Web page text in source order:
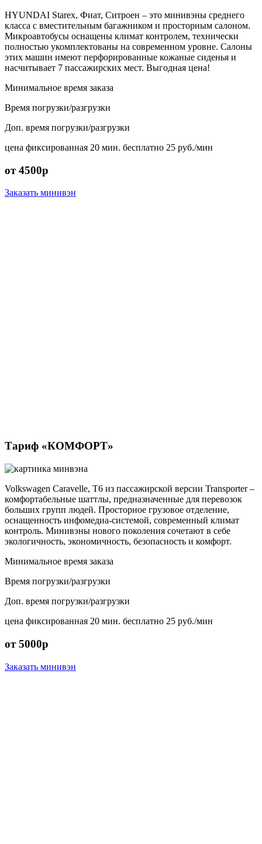
HYUNDAI Starex, Фиат, Ситроен – это минивэны среднего
класса с вместительным багажником и просторным салоном.
Микроавтобусы оснащены климат контролем, технически
полностью укомплектованы на современном уровне. Салоны
этих машин имеют перфорированные кожаные сиденья и
насчитывает 7 пассажирских мест. Выгодная цена!
Минимальное время заказа
Время погрузки/разгрузки
Доп. время погрузки/разгрузки
цена фиксированная 20 мин. бесплатно 25 руб./мин
от 4500р
Заказать минивэн
Тариф «КОМФОРТ»
Volkswagen Caravelle, Т6 из пассажирской версии Transporter –
комфортабельные шаттлы, предназначенные для перевозок
больших групп людей. Просторное грузовое отделение,
оснащенность инфомедиа-системой, современный климат
контроль. Минивэны нового поколения сочетают в себе
экологичность, экономичность, безопасность и комфорт.
Минимальное время заказа
Время погрузки/разгрузки
Доп. время погрузки/разгрузки
цена фиксированная 20 мин. бесплатно 25 руб./мин
от 5000р
Заказать минивэн